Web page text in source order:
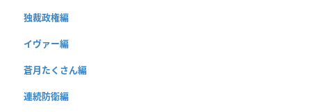
独裁政権編
イヴァー編
蒼月たくさん編
連続防衛編